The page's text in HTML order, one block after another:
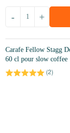
+
-
Carafe Fellow Stagg
60 cl pour slow coffee
(2)